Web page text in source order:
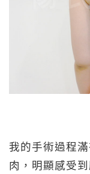
我的手術過程
肉，明顯感受